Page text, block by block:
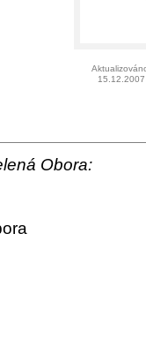
15.12.2007
Obora: